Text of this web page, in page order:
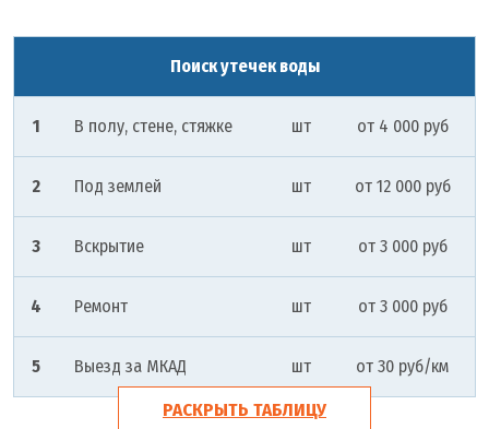
Поиск утечек воды
1 В полу, стене, стяжке шт от 4 000 руб
2 Под землей шт от 12 000 руб
3 Вскрытие шт от 3 000 руб
4 Ремонт шт от 3 000 руб
5 Выезд за МКАД шт от 30 руб/км
РАСКРЫТЬ ТАБЛИЦУ